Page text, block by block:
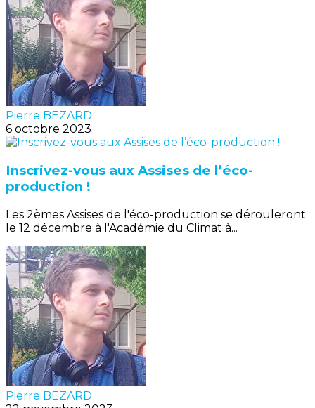
Pierre BEZARD
6 octobre 2023
Inscrivez-vous aux Assises de l’éco-
production !
Les 2èmes Assises de l'éco-production se dérouleront
le 12 décembre à l'Académie du Climat à...
Pierre BEZARD